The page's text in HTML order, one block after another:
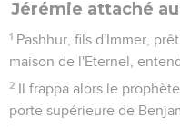
Jérémie attaché
1 Pashhur, fils d'Immer,
maison de l'Eternel,
2 Il frappa alors le
porte supérieure de